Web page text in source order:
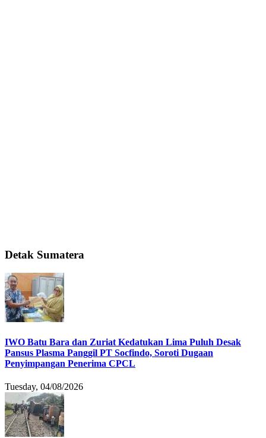
Detak Sumatera
IWO Batu Bara dan Zuriat Kedatukan Lima Puluh Desak
Pansus Plasma Panggil PT Socfindo, Soroti Dugaan
Penyimpangan Penerima CPCL
Tuesday, 04/08/2026